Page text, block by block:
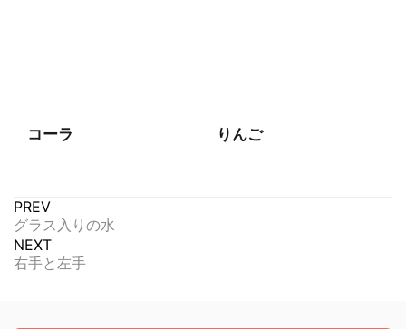
コーラ りんご
PREV
グラス入りの水
NEXT
右手と左手